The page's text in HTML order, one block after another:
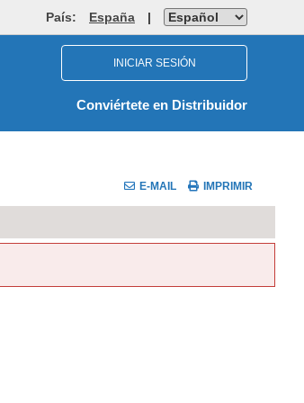
País: España |
INICIAR SESIÓN
Conviértete en Distribuidor
E-MAIL IMPRIMIR